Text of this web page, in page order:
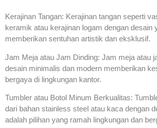
Kerajinan Tangan: Kerajinan tangan seperti
keramik atau kerajinan logam dengan desain
memberikan sentuhan artistik dan eksklusif.
Jam Meja atau Jam Dinding: Jam meja atau
desain minimalis dan modern memberikan
bergaya di lingkungan kantor.
Tumbler atau Botol Minum Berkualitas:
dari bahan stainless steel atau kaca dengan
adalah pilihan yang ramah lingkungan dan